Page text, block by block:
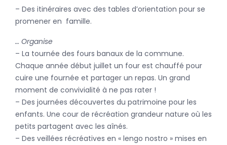
– Des itinéraires avec des tables d’orientation pour se
promener en famille.
… Organise
– La tournée des fours banaux de la commune.
Chaque année début juillet un four est chauffé pour
cuire une fournée et partager un repas. Un grand
moment de convivialité à ne pas rater !
– Des journées découvertes du patrimoine pour les
enfants. Une cour de récréation grandeur nature où les
petits partagent avec les aînés.
– Des veillées récréatives en « lengo nostro » mises en